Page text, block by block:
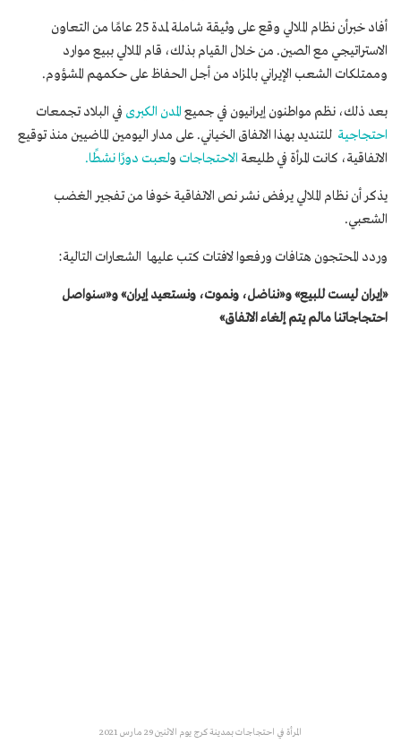
أفاد خبرأن نظام الملالي وقع على وثيقة شاملة لمدة 25 عامًا من التعاون
الاستراتيجي مع الصين. من خلال القيام بذلك، قام الملالي ببيع موارد
وممتلكات الشعب الإيراني بالمزاد من أجل الحفاظ على حكمهم المشؤوم.
بعد ذلك، نظم مواطنون إيرانيون في جميع المدن الكبرى في البلاد تجمعات
احتجاجية للتنديد بهذا الاتفاق الخياني. على مدار اليومين الماضيين منذ توقيع
الاتفاقية، كانت المرأة في طليعة الاحتجاجات ولعبت دورًا نشطًا.
يذكر أن نظام الملالي يرفض نشر نص الاتفاقية خوفا من تفجير الغضب
الشعبي.
وردد المحتجون هتافات ورفعوا لافتات كتب عليها الشعارات التالية:
«إيران ليست للبيع» و«نناضل، ونموت، ونستعيد إيران» و«سنواصل
احتجاجاتنا مالم يتم إلغاء الاتفاق»
المرأة في احتجاجات بمدينة كرج يوم الاثنين 29 مارس 2021